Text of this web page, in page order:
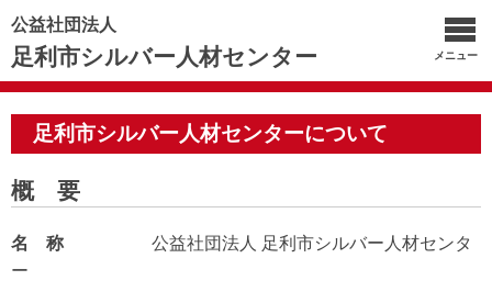
公益社団法人
足利市シルバー人材センター メニュー
足利市シルバー人材センターについて
概 要
名 称 公益社団法人 足利市シルバー人材センタ
ー